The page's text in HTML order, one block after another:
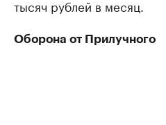
тысяч рублей в месяц.
Оборона от Прилучного